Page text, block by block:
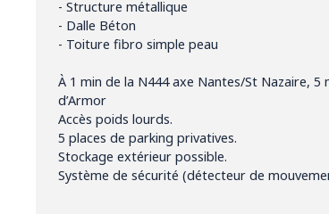
- Structure métallique
- Dalle Béton
- Toiture fibro simple peau
À 1 min de la N444 axe Nantes/St Nazaire,
d’Armor
Accès poids lourds.
5 places de parking privatives.
Stockage extérieur possible.
Système de sécurité (détecteur de